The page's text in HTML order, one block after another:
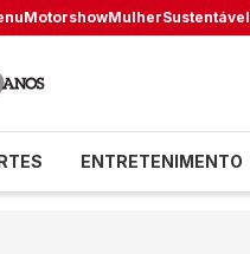
MotorshowMulherSustentável
ENTRETENIMENTO